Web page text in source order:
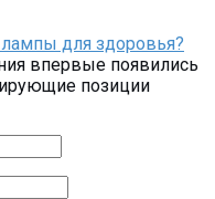
для здоровья?
впервые появились
позиции